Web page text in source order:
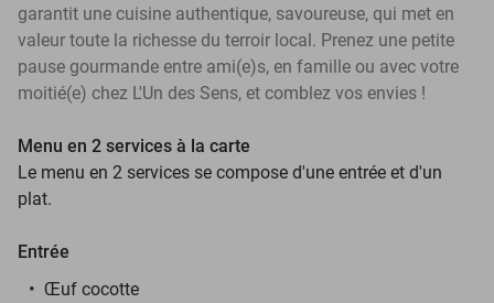
garantit une cuisine authentique, savoureuse, qui met en
valeur toute la richesse du terroir local. Prenez une petite
pause gourmande entre ami(e)s, en famille ou avec votre
moitié(e) chez L'Un des Sens, et comblez vos envies !
Menu en 2 services à la carte
Le menu en 2 services se compose d'une entrée et d'un
plat.
Entrée
Œuf cocotte